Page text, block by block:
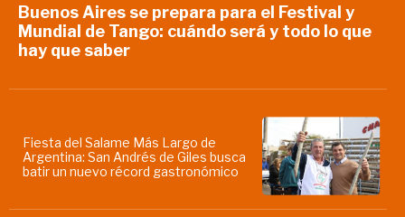
Buenos Aires se prepara para el Festival y
Mundial de Tango: cuándo será y todo lo que
hay que saber
Fiesta del Salame Más Largo de
Argentina: San Andrés de Giles busca
batir un nuevo récord gastronómico